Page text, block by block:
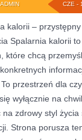
CZE -
ADMIN
kalorii –
Spalarnia kalorii
które chcą
przestrzeń dla
wyłącznie na
na zdrowy styl
Strona porusza